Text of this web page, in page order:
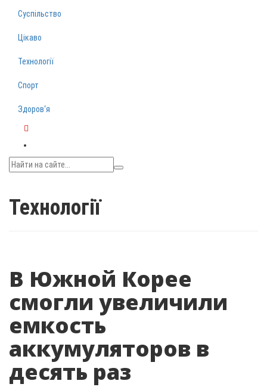
Суспільство
Цікаво
Технології
Спорт
Здоров‘я
Технології
В Южной Корее
смогли увеличили
емкость
аккумуляторов в
десять раз